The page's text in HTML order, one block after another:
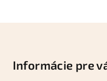
Informácie pre